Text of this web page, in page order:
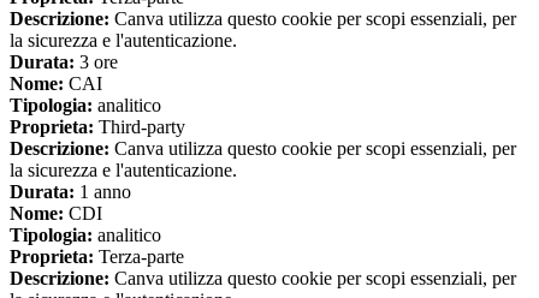
Descrizione: Canva utilizza questo cookie per scopi essenziali, per
la sicurezza e l'autenticazione.
Durata: 3 ore
Nome: CAI
Tipologia: analitico
Proprieta: Third-party
Descrizione: Canva utilizza questo cookie per scopi essenziali, per
la sicurezza e l'autenticazione.
Durata: 1 anno
Nome: CDI
Tipologia: analitico
Proprieta: Terza-parte
Descrizione: Canva utilizza questo cookie per scopi essenziali, per